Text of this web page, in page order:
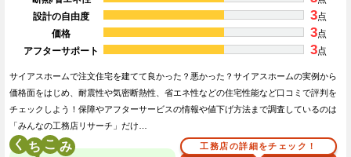
設計の自由度
3点
価格
3点
アフターサポート
3点
サイアスホームで注文住宅を建てて良かった？悪かった？サイアスホームの実例から
価格面をはじめ、耐震性や気密断熱性、省エネ性などの住宅性能など口コミで評判を
チェックしよう！保障やアフターサービスの情報や値下げ方法まで調査しているのは
「みんなの工務店リサーチ」だけ…
く こ 工務店の詳細をチェック！